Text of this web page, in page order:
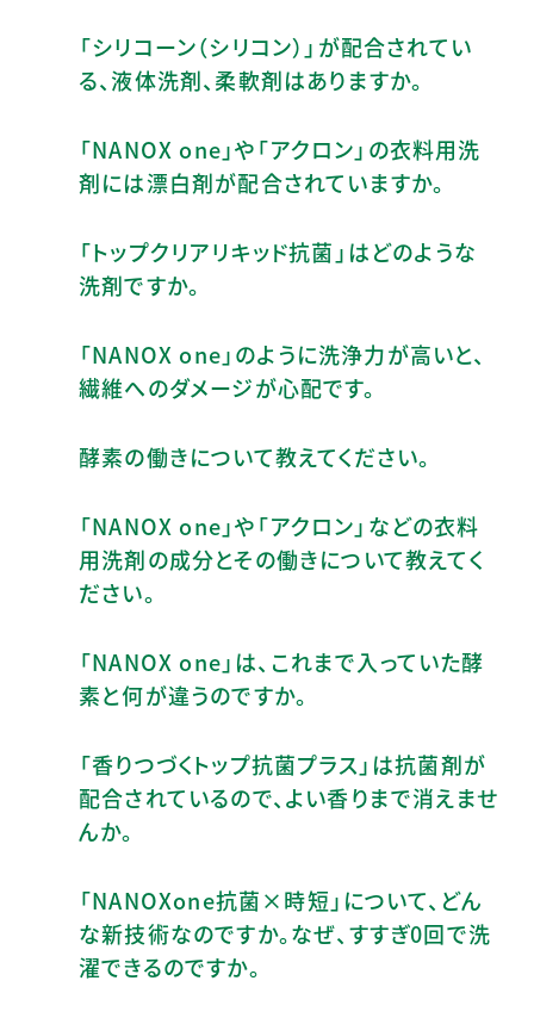
「シリコーン（シリコン）」が配合されてい
る、液体洗剤、柔軟剤はありますか。
「NANOX one」や「アクロン」の衣料用洗
剤には漂白剤が配合されていますか。
「トップクリアリキッド抗菌」はどのような
洗剤ですか。
「NANOX one」のように洗浄力が高いと、
繊維へのダメージが心配です。
酵素の働きについて教えてください。
「NANOX one」や「アクロン」などの衣料
用洗剤の成分とその働きについて教えてく
ださい。
「NANOX one」は、これまで入っていた酵
素と何が違うのですか。
「香りつづくトップ抗菌プラス」は抗菌剤が
配合されているので、よい香りまで消えませ
んか。
「NANOXone抗菌×時短」について、どん
な新技術なのですか。なぜ、すすぎ0回で洗
濯できるのですか。